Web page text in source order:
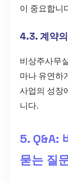
이 중요합니
4.3. 계약
비상주사무
마나 유연하
사업의 성장
니다.
5. Q&A:
묻는 질